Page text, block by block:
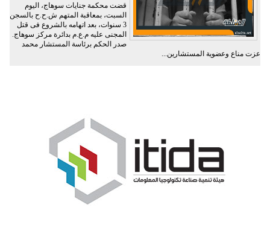
قضت محكمة جنايات سوهاج، اليوم
السبت، بمعاقبة المتهم ش.ح.ح بالسجن
3 سنوات، بعد اتهامه بالشروع فى قتل
المجنى عليه م.ع.م بدائرة مركز سوهاج.
صدر الحكم برئاسة المستشار محمد
عزت مناع وعضوية المستشارين...